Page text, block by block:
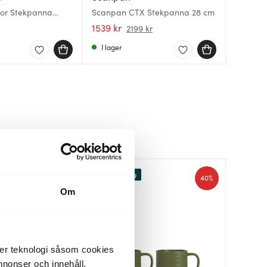
Om
teknologi såsom cookies
och innehåll,
Stekpanna
Scanpan CTX Stekpanna 28 cm
1539 kr 2199 kr
I lager
40%
Lagerrensning